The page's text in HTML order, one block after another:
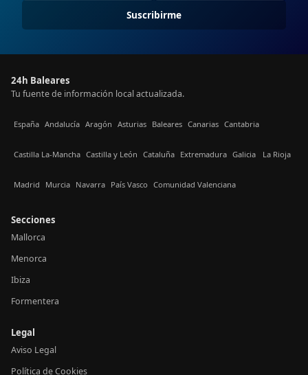
Suscribirme
24h Baleares
Tu fuente de información local actualizada.
España Andalucía Aragón Asturias Baleares Canarias Cantabria
Castilla La-Mancha Castilla y León Cataluña Extremadura Galicia La Rioja
Madrid Murcia Navarra País Vasco Comunidad Valenciana
Secciones
Mallorca
Menorca
Ibiza
Formentera
Legal
Aviso Legal
Política de Cookies